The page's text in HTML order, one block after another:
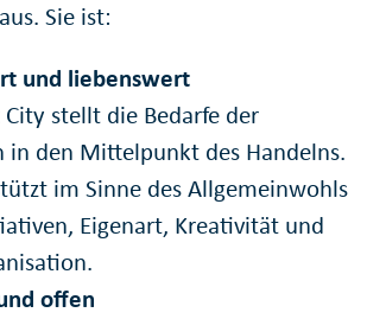
Sie ist:
und liebenswert
City stellt die Bedarfe der
in den Mittelpunkt des Handelns.
im Sinne des Allgemeinwohls
Eigenart, Kreativität und
offen